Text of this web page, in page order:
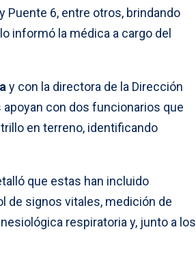
Puente 6, entre otros, brindando
informó la médica a cargo del
y con la directora de la Dirección
apoyan con dos funcionarios que
en terreno, identificando
que estas han incluido
de signos vitales, medición de
respiratoria y, junto a los